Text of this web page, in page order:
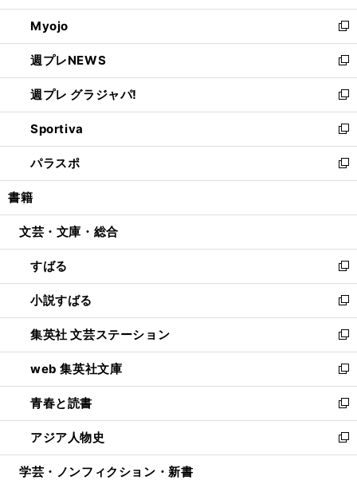
開
く
ウ
で
開
く
ン
ド
ウ
で
開
く
ウ
ィ
ン
ド
ウ
で
開
く
Myojo
新
し
い
ウ
ィ
ン
ド
ウ
で
開
週プレNEWS
新
し
い
ウ
ィ
ン
ド
ウ
開
週プレ グラジャパ!
新
し
い
ウ
ィ
ン
ウ
開
く
Sportiva
新
し
い
ウ
ン
ウ
で
開
く
パラスポ
新
し
ウ
ン
ド
ウ
で
開
く
書籍
文芸・文庫・総合
すばる
新
し
い
ウ
ィ
ン
ド
ウ
で
開
く
小説すばる
新
し
い
ウ
ィ
ン
ド
ウ
で
開
集英社 文芸ステーション
新
し
い
ウ
ィ
ン
ド
ウ
web 集英社文庫
新
し
い
ウ
ィ
ン
青春と読書
新
し
い
ウ
アジア人物史
新
し
学芸・ノンフィクション・新書